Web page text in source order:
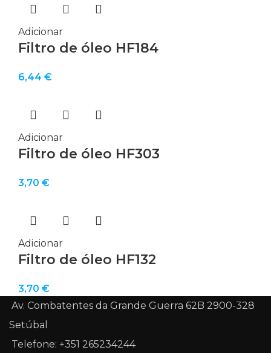
Adicionar
Filtro de óleo HF184
6,44 €
Adicionar
Filtro de óleo HF303
3,70 €
Adicionar
Filtro de óleo HF132
3,70 €
Av. Combatentes da Grande Guerra 62B 2900-328
Setúbal
Telefone: +351 265234244